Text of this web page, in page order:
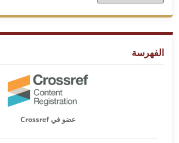
الفهرسة
عضو في Crossref